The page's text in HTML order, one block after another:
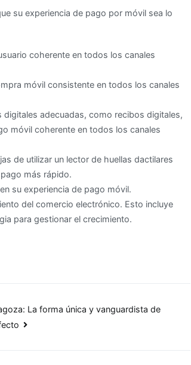
su experiencia de pago por móvil sea lo
coherente en todos los canales
móvil consistente en todos los canales
adecuadas, como recibos digitales,
móvil coherente en todos los canales
de utilizar un lector de huellas dactilares
más rápido.
su experiencia de pago móvil.
del comercio electrónico. Esto incluye
para gestionar el crecimiento.
La forma única y vanguardista de